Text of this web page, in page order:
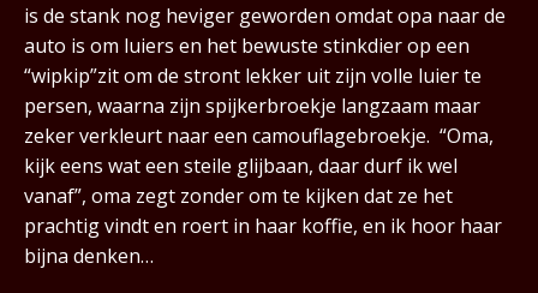
is de stank nog heviger geworden omdat opa naar de
auto is om luiers en het bewuste stinkdier op een
“wipkip”zit om de stront lekker uit zijn volle luier te
persen, waarna zijn spijkerbroekje langzaam maar
zeker verkleurt naar een camouflagebroekje. “Oma,
kijk eens wat een steile glijbaan, daar durf ik wel
vanaf”, oma zegt zonder om te kijken dat ze het
prachtig vindt en roert in haar koffie, en ik hoor haar
bijna denken…